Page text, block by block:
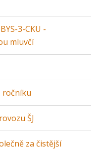
3-CKU -
mluvčí
ročníku
ŠJ
za čistější